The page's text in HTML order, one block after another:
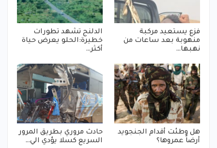
فزع يستعيد مركبة
منهوبة بعد ساعات من
نهبها…
الدلنج تشهد تطورات
خطيرة:الحلو يعرض حياة
أكثر…
هل وطئت أقدام الجنجويد
أرضاً عمروها؟
حادث مروري بطريق المرور
السريع كسلا يؤدي الي…